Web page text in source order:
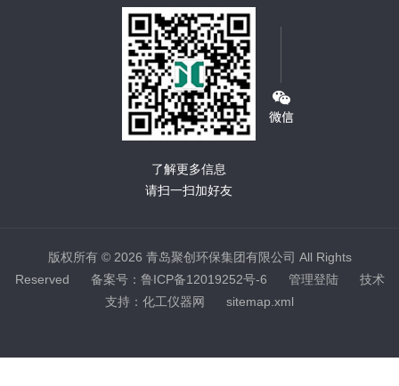
了解更多信息
请扫一扫加好友
版权所有 © 2026 青岛聚创环保集团有限公司 All Rights
Reserved 备案号：鲁ICP备12019252号-6 管理登陆技术
支持： 化工仪器网 sitemap.xml